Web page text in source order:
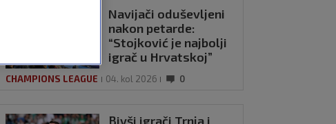
Navijači oduševljeni
nakon petarde:
“Stojković je najbolji
igrač u Hrvatskoj”
CHAMPIONS LEAGUE 04. kol 2026 0
Bivši igrači Trnja i